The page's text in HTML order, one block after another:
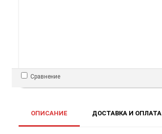
Сравнение
ОПИСАНИЕ ДОСТАВКА И ОПЛАТА